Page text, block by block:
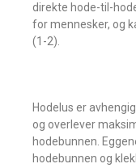
direkte hode-til-
for mennesker, og
(1-2).
Hodelus er
og overlever
hodebunnen.
hodebunnen og